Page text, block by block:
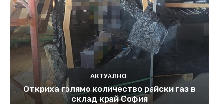
АКТУАЛНО
Откриха голямо количество райски газ в
склад край София